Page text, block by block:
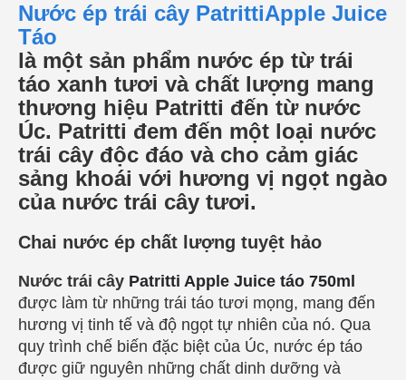
Nước ép trái cây PatrittiApple Juice
Táo
là một sản phẩm nước ép từ trái
táo xanh tươi và chất lượng mang
thương hiệu Patritti đến từ nước
Úc. Patritti đem đến một loại nước
trái cây độc đáo và cho cảm giác
sảng khoái với hương vị ngọt ngào
của nước trái cây tươi.
Chai nước ép chất lượng tuyệt hảo
Nước trái cây Patritti Apple Juice táo 750ml
được làm từ những trái táo tươi mọng, mang đến
hương vị tinh tế và độ ngọt tự nhiên của nó. Qua
quy trình chế biến đặc biệt của Úc, nước ép táo
được giữ nguyên những chất dinh dưỡng và